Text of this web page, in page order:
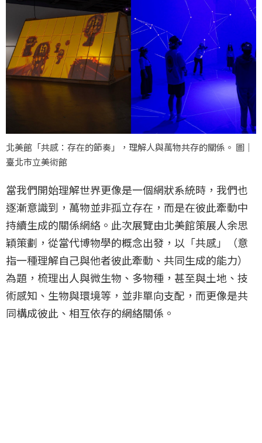
北美館「共感：存在的節奏」，理解人與萬物共存的關係。 圖｜
臺北市立美術館
當我們開始理解世界更像是一個網狀系統時，我們也
逐漸意識到，萬物並非孤立存在，而是在彼此牽動中
持續生成的關係網絡。此次展覽由北美館策展人余思
穎策劃，從當代博物學的概念出發，以「共感」（意
指一種理解自己與他者彼此牽動、共同生成的能力）
為題，梳理出人與微生物、多物種，甚至與土地、技
術感知、生物與環境等，並非單向支配，而更像是共
同構成彼此、相互依存的網絡關係。